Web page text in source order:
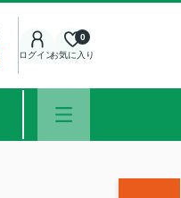
ログインお気に入り
0